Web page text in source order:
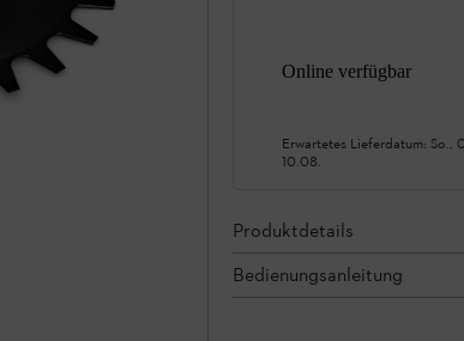
Online verfügbar
Erwartetes Lieferdatum: So.,
10.08.
Produktdetails
Bedienungsanleitung